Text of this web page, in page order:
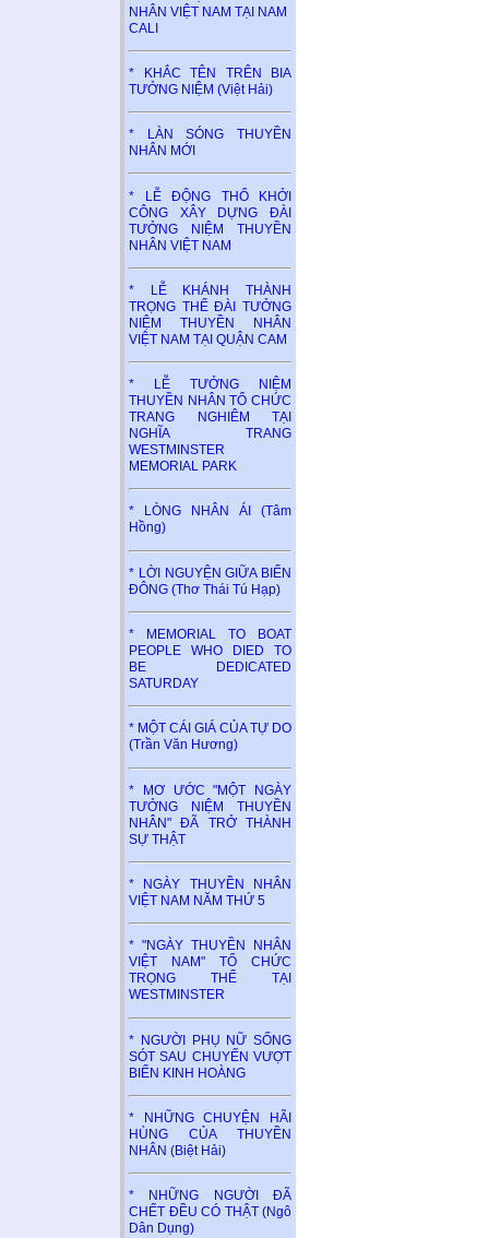
NHÂN VIỆT NAM TẠI NAM
CALI
* KHẮC TÊN TRÊN BIA
TƯỞNG NIỆM (Việt Hải)
* LÀN SÓNG THUYỀN
NHÂN MỚI
* LỄ ĐỘNG THỔ KHỞI
CÔNG XÂY DỰNG ĐÀI
TƯỞNG NIỆM THUYỀN
NHÂN VIỆT NAM
* LỄ KHÁNH THÀNH
TRỌNG THỂ ĐÀI TƯỞNG
NIỆM THUYỀN NHÂN
VIỆT NAM TẠI QUẬN CAM
* LỄ TƯỞNG NIỆM
THUYỀN NHÂN TỔ CHỨC
TRANG NGHIÊM TẠI
NGHĨA TRANG
WESTMINSTER
MEMORIAL PARK
* LÒNG NHÂN ÁI (Tâm
Hồng)
* LỜI NGUYỆN GIỮA BIỂN
ĐÔNG (Thơ Thái Tú Hạp)
* MEMORIAL TO BOAT
PEOPLE WHO DIED TO
BE DEDICATED
SATURDAY
* MỘT CÁI GIÁ CỦA TỰ DO
(Trần Văn Hương)
* MƠ ƯỚC "MỘT NGÀY
TƯỞNG NIỆM THUYỀN
NHÂN" ĐÃ TRỞ THÀNH
SỰ THẬT
* NGÀY THUYỀN NHÂN
VIỆT NAM NĂM THỨ 5
* "NGÀY THUYỀN NHÂN
VIỆT NAM" TỔ CHỨC
TRỌNG THỂ TẠI
WESTMINSTER
* NGƯỜI PHỤ NỮ SỐNG
SÓT SAU CHUYẾN VƯỢT
BIỂN KINH HOÀNG
* NHỮNG CHUYỆN HÃI
HÙNG CỦA THUYỀN
NHÂN (Biệt Hải)
* NHỮNG NGƯỜI ĐÃ
CHẾT ĐỀU CÓ THẬT (Ngô
Dân Dụng)